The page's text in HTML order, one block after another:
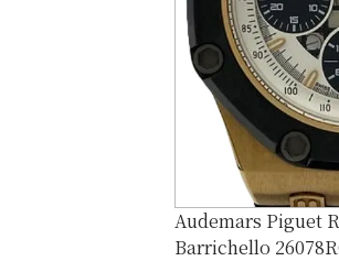
Audemars Piguet
Barrichello